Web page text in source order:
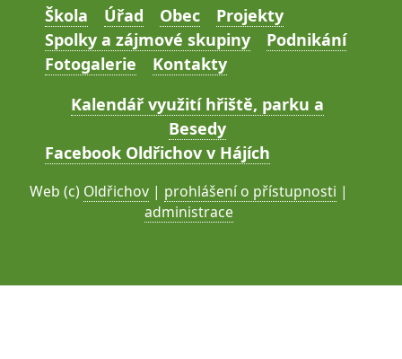
Škola Úřad Obec
Projekty
Spolky a zájmové skupiny
Podnikání
Fotogalerie
Kontakty
Kalendář využití hřiště, parku a
Besedy
Facebook Oldřichov v Hájích
Web (c) Oldřichov | prohlášení o přístupnosti |
administrace